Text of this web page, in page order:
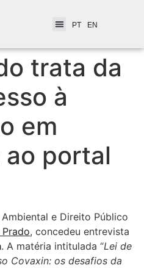
PT EN
trata da
à
em
portal
e Direito Público
Prado, concedeu entrevista
. A matéria intitulada “Lei de
Covaxin: os desafios da